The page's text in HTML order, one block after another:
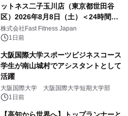
ットネス二子玉川店（東京都世田谷
区）2026年8月8日（土）＜24時間年
中無休のフィットネスジム＞
株式会社Fast Fitness Japan
1日前
大阪国際大学スポーツビジネスコース
学生が南山城村でアシスタントとして
活躍
大阪国際大学 大阪国際大学短期大学部
1日前
【高知から世界へ】トップランナーと